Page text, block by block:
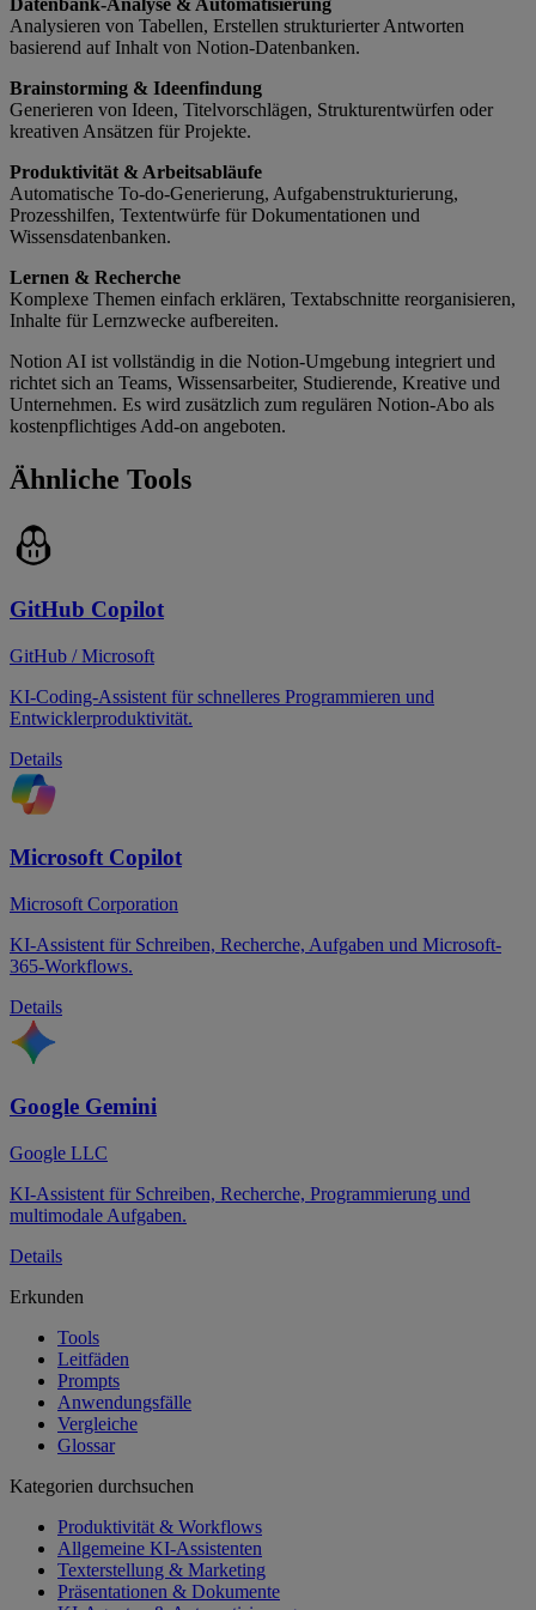
Datenbank-Analyse & Automatisierung
Analysieren von Tabellen, Erstellen strukturierter Antworten
basierend auf Inhalt von Notion-Datenbanken.
Brainstorming & Ideenfindung
Generieren von Ideen, Titelvorschlägen, Strukturentwürfen oder
kreativen Ansätzen für Projekte.
Produktivität & Arbeitsabläufe
Automatische To-do-Generierung, Aufgabenstrukturierung,
Prozesshilfen, Textentwürfe für Dokumentationen und
Wissensdatenbanken.
Lernen & Recherche
Komplexe Themen einfach erklären, Textabschnitte reorganisieren,
Inhalte für Lernzwecke aufbereiten.
Notion AI ist vollständig in die Notion-Umgebung integriert und
richtet sich an Teams, Wissensarbeiter, Studierende, Kreative und
Unternehmen. Es wird zusätzlich zum regulären Notion-Abo als
kostenpflichtiges Add-on angeboten.
Ähnliche Tools
GitHub Copilot
GitHub / Microsoft
KI-Coding-Assistent für schnelleres Programmieren und
Entwicklerproduktivität.
Details
Microsoft Copilot
Microsoft Corporation
KI-Assistent für Schreiben, Recherche, Aufgaben und Microsoft-
365-Workflows.
Details
Google Gemini
Google LLC
KI-Assistent für Schreiben, Recherche, Programmierung und
multimodale Aufgaben.
Details
Erkunden
Tools
Leitfäden
Prompts
Anwendungsfälle
Vergleiche
Glossar
Kategorien durchsuchen
Produktivität & Workflows
Allgemeine KI-Assistenten
Texterstellung & Marketing
Präsentationen & Dokumente